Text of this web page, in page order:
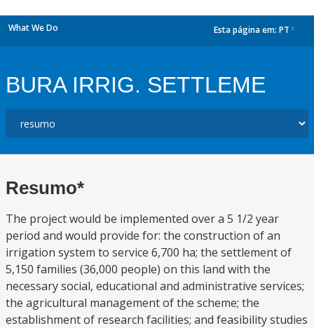
What We Do Esta página em: PT
BURA IRRIG. SETTLEME
Resumo*
The project would be implemented over a 5 1/2 year
period and would provide for: the construction of an
irrigation system to service 6,700 ha; the settlement of
5,150 families (36,000 people) on this land with the
necessary social, educational and administrative services;
the agricultural management of the scheme; the
establishment of research facilities; and feasibility studies